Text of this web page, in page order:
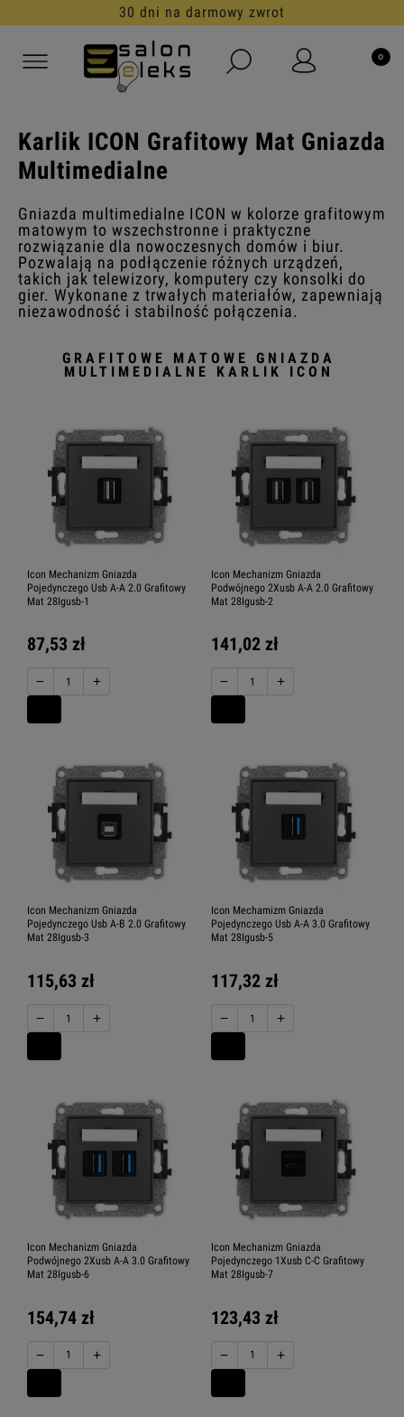
30 dni na darmowy zwrot
Karlik ICON Grafitowy Mat Gniazda
Multimedialne
Gniazda multimedialne ICON w kolorze grafitowym
matowym to wszechstronne i praktyczne
rozwiązanie dla nowoczesnych domów i biur.
Pozwalają na podłączenie różnych urządzeń,
takich jak telewizory, komputery czy konsolki do
gier. Wykonane z trwałych materiałów, zapewniają
niezawodność i stabilność połączenia.
GRAFITOWE MATOWE GNIAZDA
MULTIMEDIALNE KARLIK ICON
Icon Mechanizm Gniazda
Pojedynczego Usb A-A 2.0 Grafitowy
Mat 28Igusb-1
87,53 zł
− +
Icon Mechanizm Gniazda
Podwójnego 2Xusb A-A 2.0 Grafitowy
Mat 28Igusb-2
141,02 zł
− +
Icon Mechanizm Gniazda
Pojedynczego Usb A-B 2.0 Grafitowy
Mat 28Igusb-3
115,63 zł
− +
Icon Mechamizm Gniazda
Pojedynczego Usb A-A 3.0 Grafitowy
Mat 28Igusb-5
117,32 zł
− +
Icon Mechanizm Gniazda
Podwójnego 2Xusb A-A 3.0 Grafitowy
Mat 28Igusb-6
154,74 zł
− +
Icon Mechanizm Gniazda
Pojedynczego 1Xusb C-C Grafitowy
Mat 28Igusb-7
123,43 zł
− +